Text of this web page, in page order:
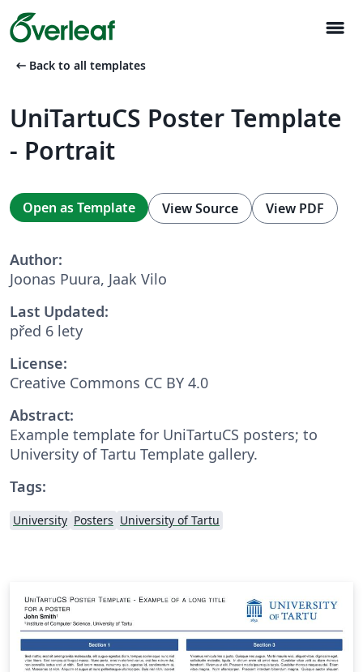
menu
arrow_left_alt Back to all templates
UniTartuCS Poster Template
- Portrait
Open as Template View Source View PDF
Author:
Joonas Puura, Jaak Vilo
Last Updated:
před 6 lety
License:
Creative Commons CC BY 4.0
Abstract:
Example template for UniTartuCS posters; to
University of Tartu Template gallery.
Tags:
University Posters University of Tartu